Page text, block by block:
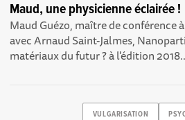
Maud, une physicienne éclairée !
Maud Guézo, maître de conférence
avec Arnaud Saint-Jalmes,
matériaux du futur ? à l'édition
VULGARISATION